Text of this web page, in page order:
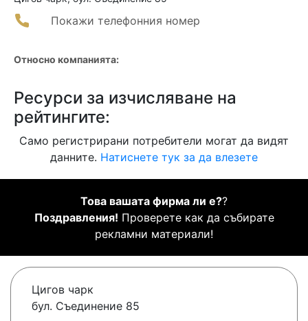
Покажи телефонния номер
Относно компанията:
Ресурси за изчисляване на
рейтингите:
Само регистрирани потребители могат да видят
данните. Натиснете тук за да влезете
Това вашата фирма ли е??
Поздравления! Проверете как да събирате
рекламни материали!
Цигов чарк
бул. Съединение 85